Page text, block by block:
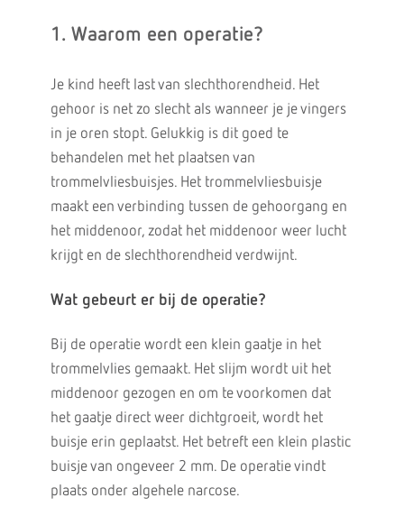
1. Waarom een operatie?
Je kind heeft last van slechthorendheid. Het
gehoor is net zo slecht als wanneer je je vingers
in je oren stopt. Gelukkig is dit goed te
behandelen met het plaatsen van
trommelvliesbuisjes. Het trommelvliesbuisje
maakt een verbinding tussen de gehoorgang en
het middenoor, zodat het middenoor weer lucht
krijgt en de slechthorendheid verdwijnt.
Wat gebeurt er bij de operatie?
Bij de operatie wordt een klein gaatje in het
trommelvlies gemaakt. Het slijm wordt uit het
middenoor gezogen en om te voorkomen dat
het gaatje direct weer dichtgroeit, wordt het
buisje erin geplaatst. Het betreft een klein plastic
buisje van ongeveer 2 mm. De operatie vindt
plaats onder algehele narcose.